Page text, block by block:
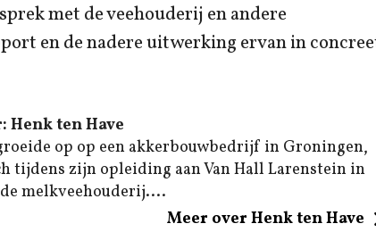
met de veehouderij en andere
en de nadere uitwerking ervan in
Henk ten Have
op op een akkerbouwbedrijf in Groningen,
tijdens zijn opleiding aan Van Hall Larenstein in
melkveehouderij....
Meer over Henk ten Have